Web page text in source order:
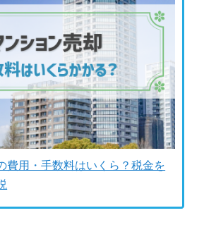
費用・手数料はいくら？税金を